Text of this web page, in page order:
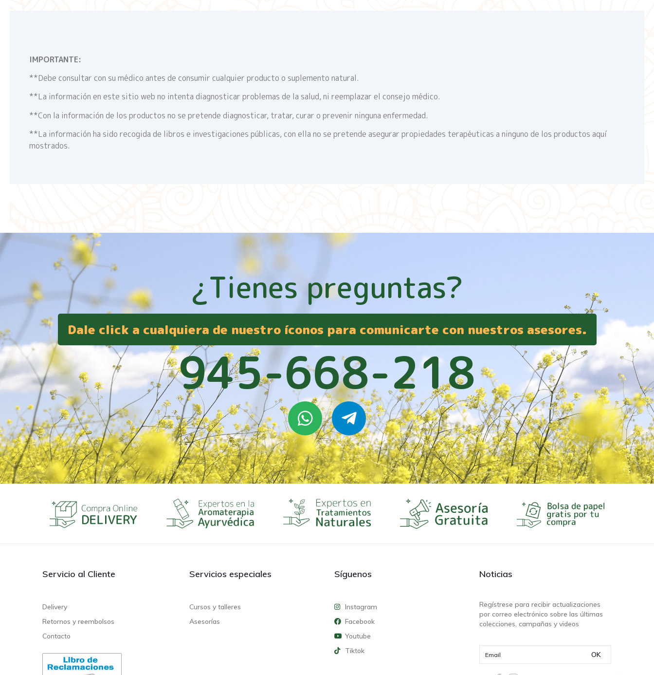
IMPORTANTE:
**Debe consultar con su médico antes de consumir cualquier producto o suplemento natural.
**La información en este sitio web no intenta diagnosticar problemas de la salud, ni reemplazar el consejo médico.
**Con la información de los productos no se pretende diagnosticar, tratar, curar o prevenir ninguna enfermedad.
**La información ha sido recogida de libros e investigaciones públicas, con ella no se pretende asegurar propiedades terapéuticas a ninguno de los productos aquí
mostrados.
¿Tienes preguntas?
Dale click a cualquiera de nuestro íconos para comunicarte con nuestros asesores.
945-668-218
Servicio al Cliente
Delivery
Retornos y reembolsos
Contacto
Servicios especiales
Cursos y talleres
Asesorías
Síguenos
Instagram
Facebook
Youtube
Tiktok
Noticias
Regístrese para recibir actualizaciones
por correo electrónico sobre las últimas
colecciones, campañas y videos
OK